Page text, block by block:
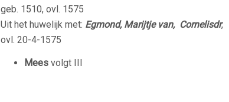
geb. 1510, ovl. 1575
Uit het huwelijk met: Egmond, Marijtje van, Cornelisdr,
ovl. 20-4-1575
Mees volgt III